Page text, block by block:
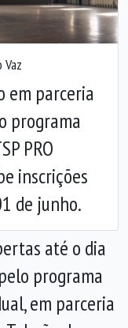
Vaz
em parceria
programa
PRO
inscrições
de junho.
até o dia
programa
em parceria